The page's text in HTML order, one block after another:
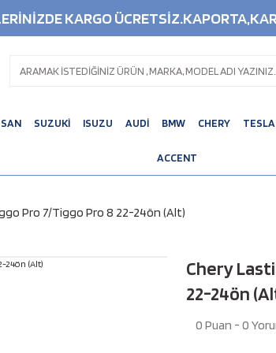
KARGO
SUZUKİ ISUZU AUDİ BMW CHERY TESLA
ACCENT
Pro 7/Tiggo Pro 8 22-24ön (Alt)
Chery
22-24ön
0 Puan - 0